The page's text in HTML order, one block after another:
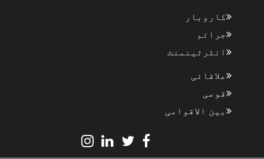
کاروبار
جرائم
انٹرٹینمنٹ
علاقائی
قومی
بین الاقوامی